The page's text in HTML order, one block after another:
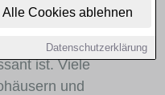
Alle Cookies ablehnen
Datenschutzerklärung
Stadt- und
und für welche
ist. Viele
und